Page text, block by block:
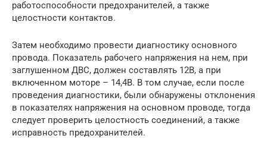
работоспособности предохранителей, а также
целостности контактов.
Затем необходимо провести диагностику основного
провода. Показатель рабочего напряжения на нем, при
заглушенном ДВС, должен составлять 12В, а при
включенном моторе – 14,4В. В том случае, если после
проведения диагностики, были обнаружены отклонения
в показателях напряжения на основном проводе, тогда
следует проверить целостность соединений, а также
исправность предохранителей.